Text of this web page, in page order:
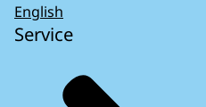
English
Service